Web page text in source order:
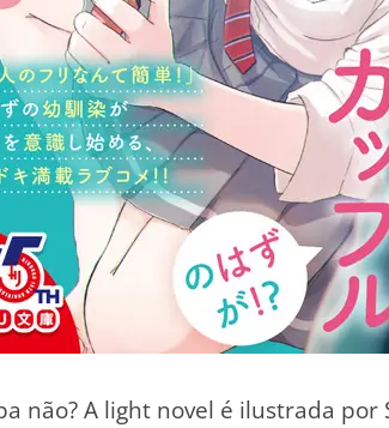
não? A light novel é ilustrada